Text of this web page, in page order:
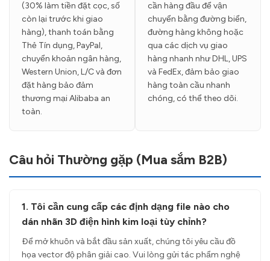
(30% làm tiền đặt cọc, số
còn lại trước khi giao
hàng), thanh toán bằng
Thẻ Tín dụng, PayPal,
chuyển khoản ngân hàng,
Western Union, L/C và đơn
đặt hàng bảo đảm
thương mại Alibaba an
toàn.
cần hàng đầu để vận
chuyển bằng đường biển,
đường hàng không hoặc
qua các dịch vụ giao
hàng nhanh như DHL, UPS
và FedEx, đảm bảo giao
hàng toàn cầu nhanh
chóng, có thể theo dõi.
Câu hỏi Thường gặp (Mua sắm B2B)
1. Tôi cần cung cấp các định dạng file nào cho
dán nhãn 3D điện hình kim loại tùy chỉnh?
Để mở khuôn và bắt đầu sản xuất, chúng tôi yêu cầu đồ
họa vector độ phân giải cao. Vui lòng gửi tác phẩm nghệ